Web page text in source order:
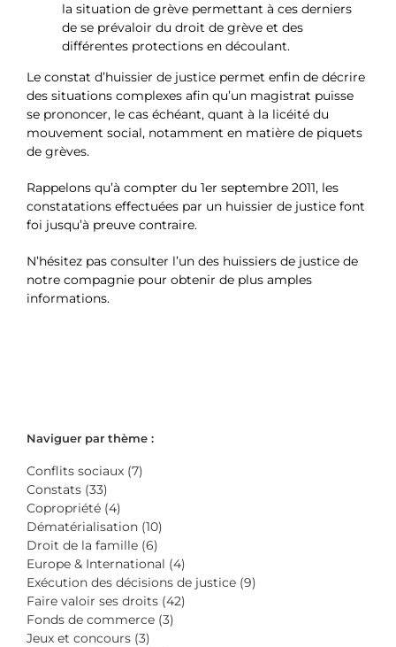
la situation de grève permettant à ces derniers
de se prévaloir du droit de grève et des
différentes protections en découlant.
Le constat d’huissier de justice permet enfin de décrire
des situations complexes afin qu’un magistrat puisse
se prononcer, le cas échéant, quant à la licéité du
mouvement social, notamment en matière de piquets
de grèves.
Rappelons qu’à compter du 1er septembre 2011, les
constatations effectuées par un huissier de justice font
foi jusqu’à preuve contraire.
N’hésitez pas consulter l’un des huissiers de justice de
notre compagnie pour obtenir de plus amples
informations.
Naviguer par thème :
Conflits sociaux (7)
Constats (33)
Copropriété (4)
Dématérialisation (10)
Droit de la famille (6)
Europe & International (4)
Exécution des décisions de justice (9)
Faire valoir ses droits (42)
Fonds de commerce (3)
Jeux et concours (3)